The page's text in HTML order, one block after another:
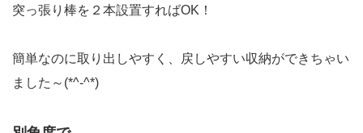
突っ張り棒を２本設置すればOK！
簡単なのに取り出しやすく、戻しやすい収納ができちゃい
ました～(*^-^*)